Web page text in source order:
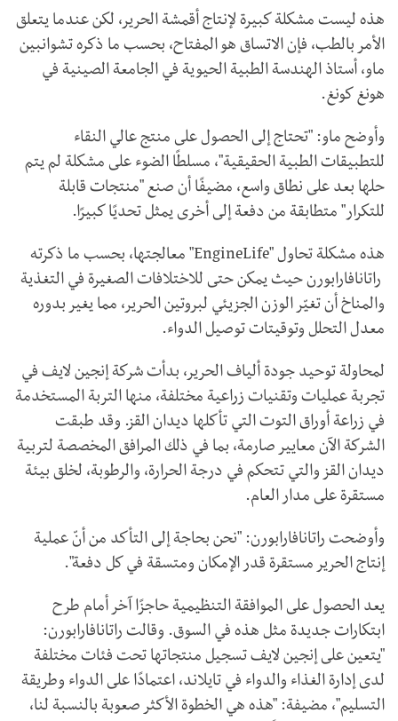
هذه ليست مشكلة كبيرة لإنتاج أقمشة الحرير، لكن عندما يتعلق
الأمر بالطب، فإن الاتساق هو المفتاح، بحسب ما ذكره تشوانبين
ماو، أستاذ الهندسة الطبية الحيوية في الجامعة الصينية في
هونغ كونغ.
وأوضح ماو: "تحتاج إلى الحصول على منتج عالي النقاء
للتطبيقات الطبية الحقيقية"، مسلطًا الضوء على مشكلة لم يتم
حلها بعد على نطاق واسع، مضيفًا أن صنع "منتجات قابلة
للتكرار" متطابقة من دفعة إلى أخرى يمثل تحديًا كبيرًا.
هذه مشكلة تحاول "EngineLife" معالجتها، بحسب ما ذكرته
راتانافارابورن حيث يمكن حتى للاختلافات الصغيرة في التغذية
والمناخ أن تغيّر الوزن الجزيئي لبروتين الحرير، مما يغير بدوره
معدل التحلل وتوقيتات توصيل الدواء.
لمحاولة توحيد جودة ألياف الحرير، بدأت شركة إنجين لايف في
تجربة عمليات وتقنيات زراعية مختلفة، منها التربة المستخدمة
في زراعة أوراق التوت التي تأكلها ديدان القز. وقد طبقت
الشركة الآن معايير صارمة، بما في ذلك المرافق المخصصة لتربية
ديدان القز والتي تتحكم في درجة الحرارة، والرطوبة، لخلق بيئة
مستقرة على مدار العام.
وأوضحت راتانافارابورن: "نحن بحاجة إلى التأكد من أنّ عملية
إنتاج الحرير مستقرة قدر الإمكان ومتسقة في كل دفعة".
يعد الحصول على الموافقة التنظيمية حاجزًا آخر أمام طرح
ابتكارات جديدة مثل هذه في السوق. وقالت راتانافارابورن:
"يتعين على إنجين لايف تسجيل منتجاتها تحت فئات مختلفة
لدى إدارة الغذاء والدواء في تايلاند، اعتمادًا على الدواء وطريقة
التسليم"، مضيفة: "هذه هي الخطوة الأكثر صعوبة بالنسبة لنا،